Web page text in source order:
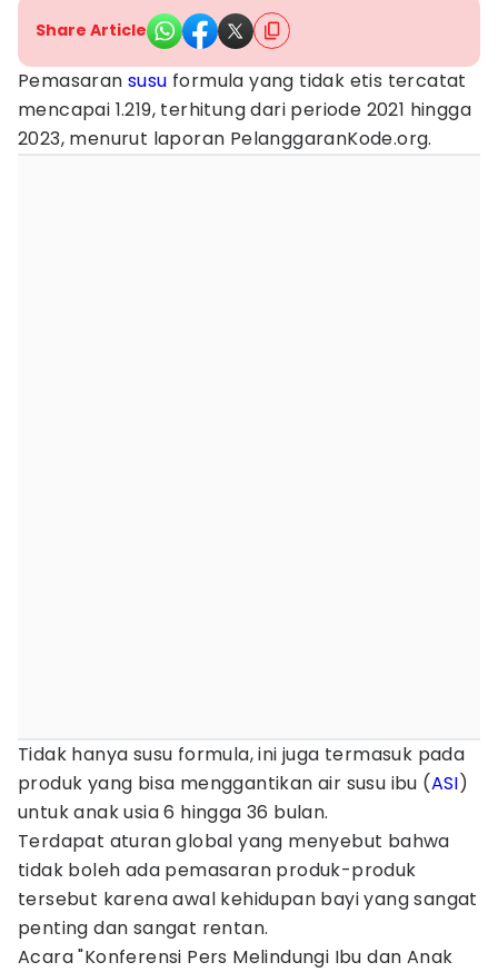
Share Article
Pemasaransusu formula yang tidak etis tercatat
mencapai 1.219, terhitung dari periode 2021 hingga
2023, menurut laporan PelanggaranKode.org.
Tidak hanya susu formula, ini juga termasuk pada
produk yang bisa menggantikan air susu ibu (ASI)
untuk anak usia 6 hingga 36 bulan.
Terdapat aturan global yang menyebut bahwa
tidak boleh ada pemasaran produk-produk
tersebut karena awal kehidupan bayi yang sangat
penting dan sangat rentan.
Acara "Konferensi Pers Melindungi Ibu dan Anak